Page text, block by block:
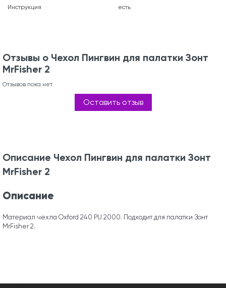
Инструкция есть
Отзывы о Чехол Пингвин для палатки Зонт
MrFisher 2
Отзывов пока нет
Оставить отзыв
Описание Чехол Пингвин для палатки Зонт
MrFisher 2
Описание
Материал чехла Oxford 240 PU 2000. Подходит для палатки Зонт
MrFisher 2.